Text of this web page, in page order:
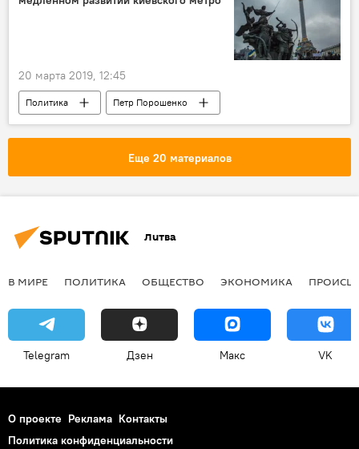
20 марта 2019, 12:45
Политика
Петр Порошенко
Выборы президента Украины — 2019
Еще 20 материалов
Литва
В МИРЕ ПОЛИТИКА ОБЩЕСТВО ЭКОНОМИКА
Telegram Дзен Макс VK
О проекте Реклама Контакты
Политика конфиденциальности